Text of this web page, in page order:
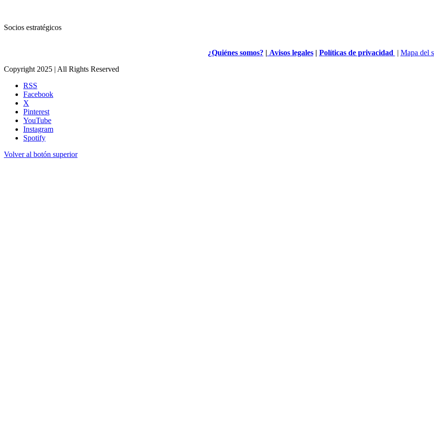
Socios estratégicos
¿Quiénes somos? | Avisos legales| Políticas de privacidad | Mapa del
Copyright 2025 | All Rights Reserved
RSS
Facebook
X
Pinterest
YouTube
Instagram
Spotify
Volver al botón superior